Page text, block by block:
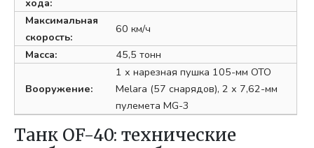
Максимальная
скорость:
60 км/ч
Масса:
45,5 тонн
Вооружение:
1 х нарезная пушка 105-мм OTO
Melara (57 снарядов), 2 х 7,62-мм
пулемета MG-3
Танк OF-40: технические